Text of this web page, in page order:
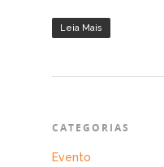
Leia Mais
CATEGORIAS
Evento